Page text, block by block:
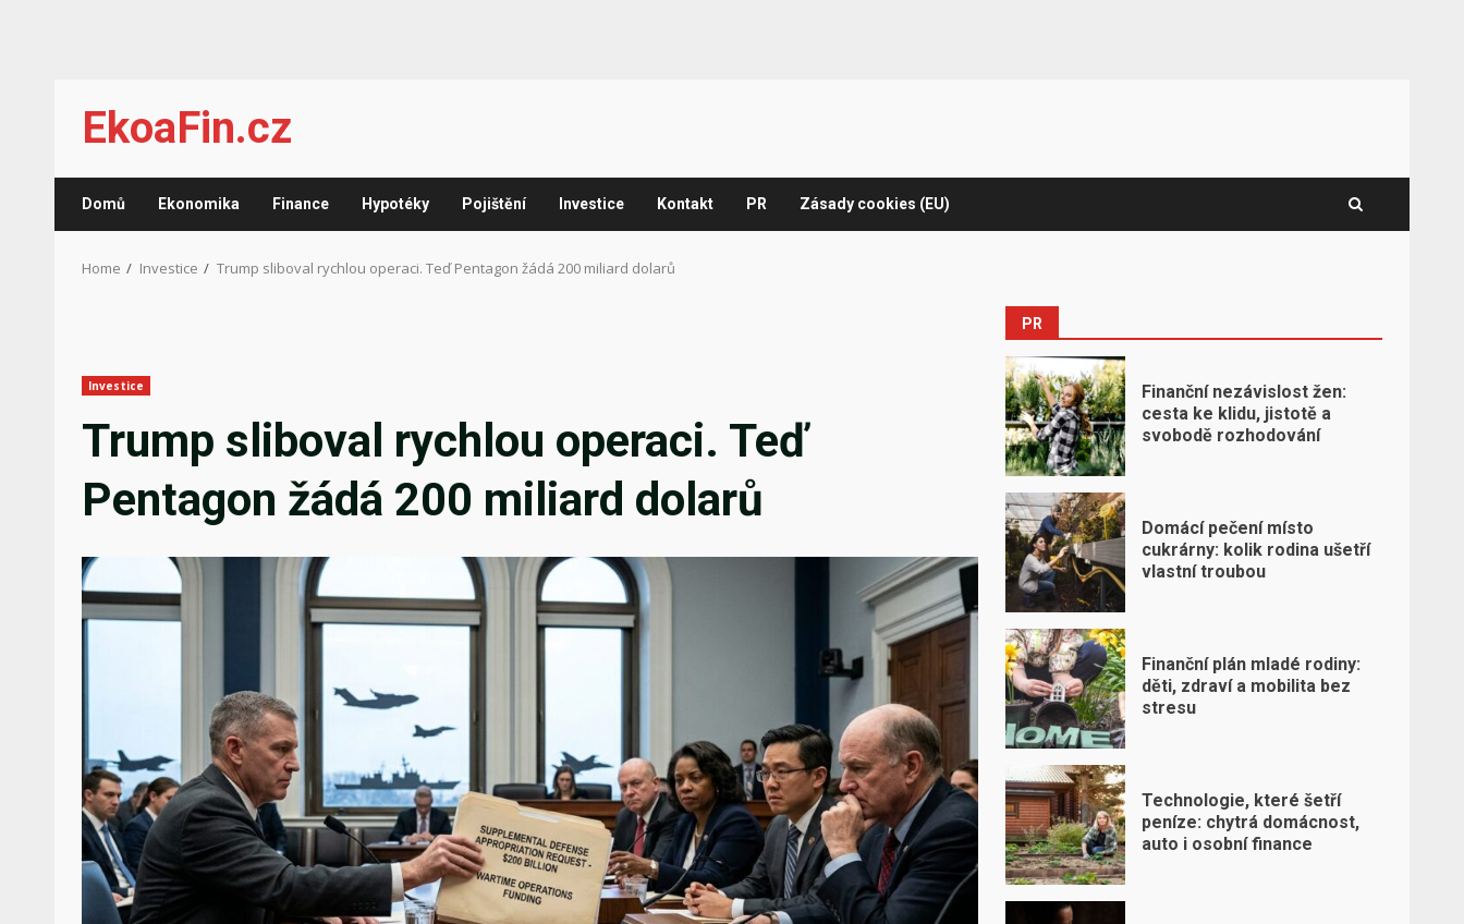
content
EkoaFin.cz
Domů Ekonomika Finance Hypotéky Pojištění Investice Kontakt PR Zásady cookies (EU)
Home Investice Trump sliboval rychlou operaci. Teď Pentagon žádá 200 miliard dolarů
Investice
Trump sliboval rychlou operaci. Teď
Pentagon žádá 200 miliard dolarů
PR
Finanční nezávislost žen:
cesta ke klidu, jistotě a
svobodě rozhodování
Domácí pečení místo
cukrárny: kolik rodina ušetří
vlastní troubou
Finanční plán mladé rodiny:
děti, zdraví a mobilita bez
stresu
Technologie, které šetří
peníze: chytrá domácnost,
auto i osobní finance